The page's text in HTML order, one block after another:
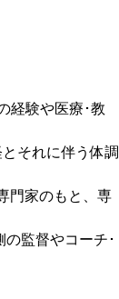
経験や医療･教
それに伴う体調
門家のもと、専
監督やコーチ･